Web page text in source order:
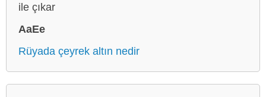
ile çıkar
AaEe
Rüyada çeyrek altın nedir